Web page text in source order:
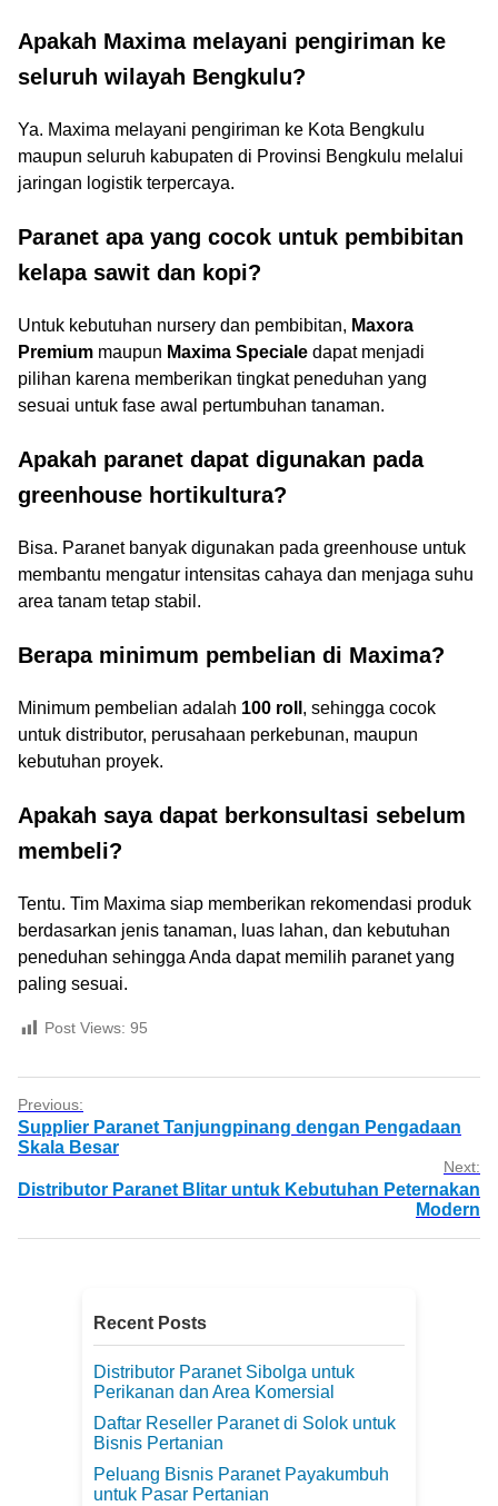
Apakah Maxima melayani pengiriman ke
seluruh wilayah Bengkulu?
Ya. Maxima melayani pengiriman ke Kota Bengkulu
maupun seluruh kabupaten di Provinsi Bengkulu melalui
jaringan logistik terpercaya.
Paranet apa yang cocok untuk pembibitan
kelapa sawit dan kopi?
Untuk kebutuhan nursery dan pembibitan, Maxora
Premium maupun Maxima Speciale dapat menjadi
pilihan karena memberikan tingkat peneduhan yang
sesuai untuk fase awal pertumbuhan tanaman.
Apakah paranet dapat digunakan pada
greenhouse hortikultura?
Bisa. Paranet banyak digunakan pada greenhouse untuk
membantu mengatur intensitas cahaya dan menjaga suhu
area tanam tetap stabil.
Berapa minimum pembelian di Maxima?
Minimum pembelian adalah 100 roll , sehingga cocok
untuk distributor, perusahaan perkebunan, maupun
kebutuhan proyek.
Apakah saya dapat berkonsultasi sebelum
membeli?
Tentu. Tim Maxima siap memberikan rekomendasi produk
berdasarkan jenis tanaman, luas lahan, dan kebutuhan
peneduhan sehingga Anda dapat memilih paranet yang
paling sesuai.
Post Views: 95
Previous:
Supplier Paranet Tanjungpinang dengan Pengadaan
Skala Besar
Next:
Distributor Paranet Blitar untuk Kebutuhan Peternakan
Modern
Recent Posts
Distributor Paranet Sibolga untuk
Perikanan dan Area Komersial
Daftar Reseller Paranet di Solok untuk
Bisnis Pertanian
Peluang Bisnis Paranet Payakumbuh
untuk Pasar Pertanian